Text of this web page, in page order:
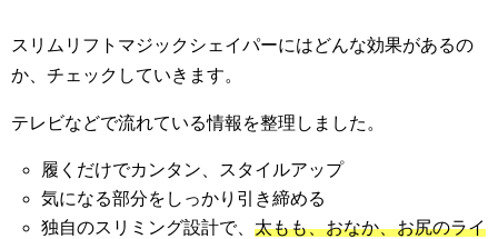
スリムリフトマジックシェイパーにはどんな効果があるの
か、チェックしていきます。
テレビなどで流れている情報を整理しました。
履くだけでカンタン、スタイルアップ
気になる部分をしっかり引き締める
独自のスリミング設計で、太もも、おなか、お尻のライ